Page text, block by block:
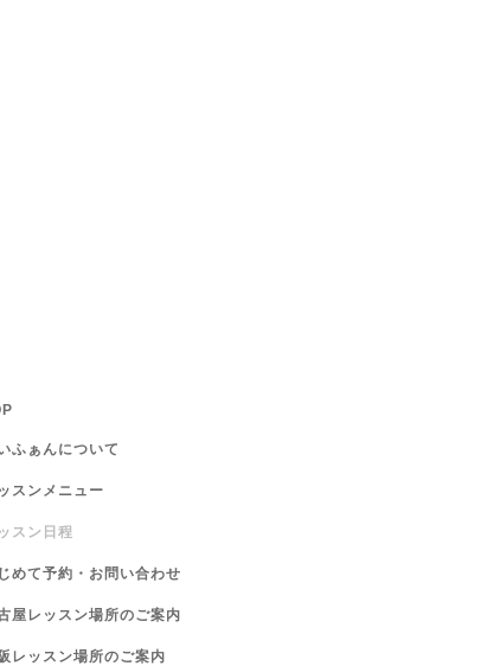
ふぁんについて
スンメニュー
スン日程
めて予約・お問い合わせ
屋レッスン場所のご案内
レッスン場所のご案内